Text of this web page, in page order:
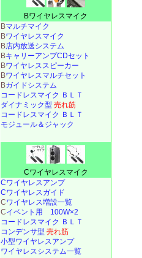
Bワイヤレスマイク
Bマルチマイク
Bワイヤレスマイク
B店内放送システム
BキャリーアンプCDセット
Bワイヤレススピーカー
Bワイヤレスマルチセット
Bガイドシステム
コードレスマイク ＢＬＴ
ダイナミック型 売れ筋
コードレスマイク ＢＬＴ
モジュール＆ジャック
Cワイヤレスマイク
Cワイヤレスアンプ
Cワイヤレスガイド
Cワイヤレス増設一覧
Cイベント用 100W×2
コードレスマイク ＢＬＴ
コンデンサ型 売れ筋
小型ワイヤレスアンプ
ワイヤレスシステム一覧